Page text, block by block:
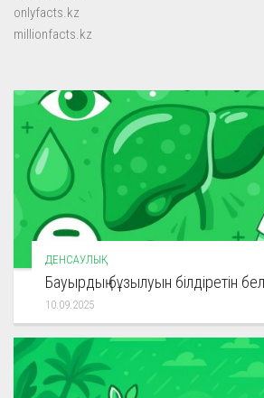
onlyfacts.kz
millionfacts.kz
ДЕНСАУЛЫҚ
Бауырдың бұзылуын білдіретін
10.09.2025